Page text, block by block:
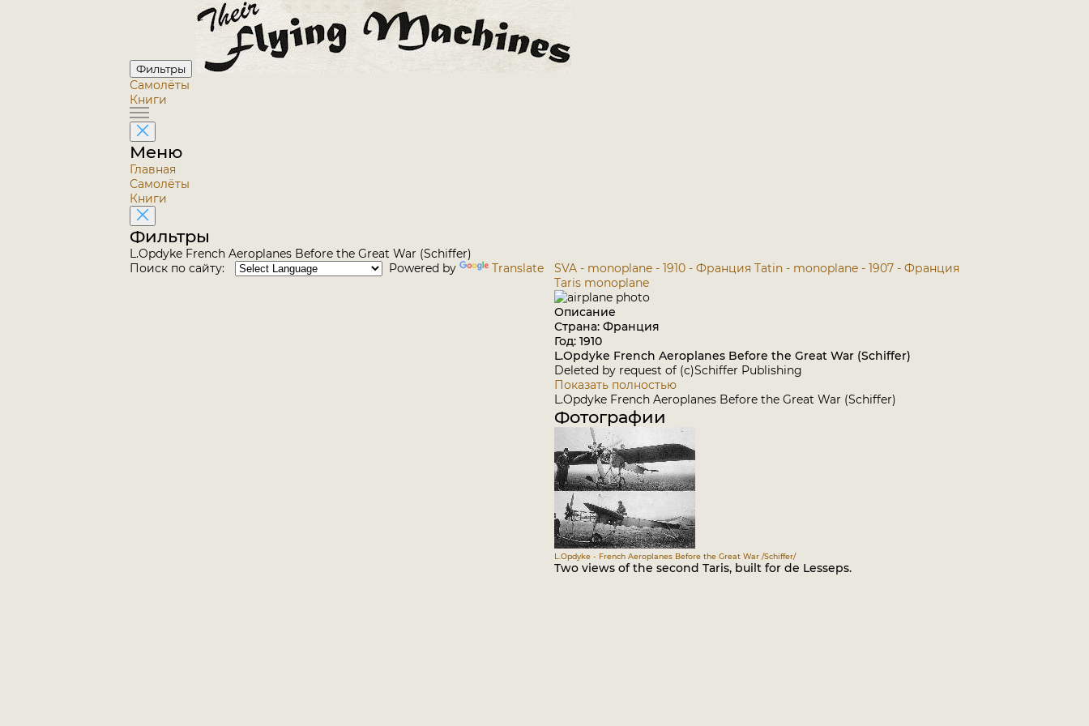
Фильтры
Самолёты
Книги
Меню
Главная
Самолёты
Книги
Фильтры
L.Opdyke French Aeroplanes Before the Great War (Schiffer)
Поиск по сайту:
Powered by Translate SVA - monoplane - 1910 - Франция Tatin - monoplane - 1907 - Франция
Taris monoplane
Описание
Страна: Франция
Год: 1910
L.Opdyke French Aeroplanes Before the Great War (Schiffer)
Deleted by request of (c)Schiffer Publishing
Показать полностью
L.Opdyke French Aeroplanes Before the Great War (Schiffer)
Фотографии
L.Opdyke - French Aeroplanes Before the Great War /Schiffer/
Two views of the second Taris, built for de Lesseps.